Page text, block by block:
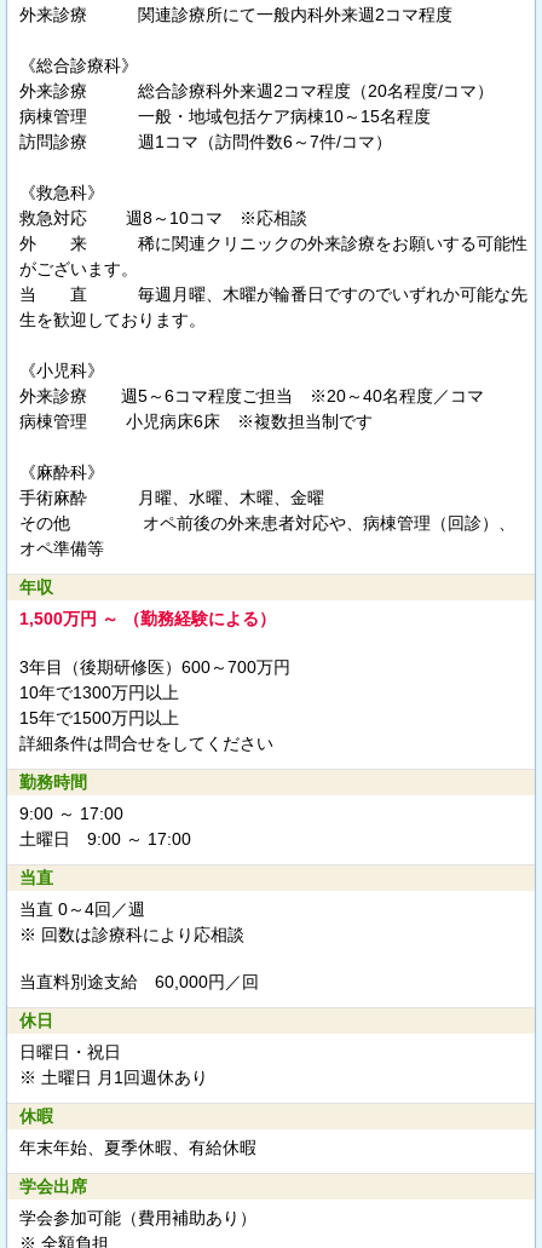
外来診療 関連診療所にて一般内科外来週2コマ程度
《総合診療科》
外来診療 総合診療科外来週2コマ程度（20名程度/コマ）
病棟管理 一般・地域包括ケア病棟10～15名程度
訪問診療 週1コマ（訪問件数6～7件/コマ）
《救急科》
救急対応 週8～10コマ ※応相談
外 来 稀に関連クリニックの外来診療をお願いする可能性
がございます。
当 直 毎週月曜、木曜が輪番日ですのでいずれか可能な先
生を歓迎しております。
《小児科》
外来診療 週5～6コマ程度ご担当 ※20～40名程度／コマ
病棟管理 小児病床6床 ※複数担当制です
《麻酔科》
手術麻酔 月曜、水曜、木曜、金曜
その他 オペ前後の外来患者対応や、病棟管理（回診）、
オペ準備等
年収
1,500万円 ～ （勤務経験による）
3年目（後期研修医）600～700万円
10年で1300万円以上
15年で1500万円以上
詳細条件は問合せをしてください
勤務時間
9:00 ～ 17:00
土曜日 9:00 ～ 17:00
当直
当直 0～4回／週
※ 回数は診療科により応相談
当直料別途支給
60,000円／回
休日
日曜日・祝日
※ 土曜日 月1回週休あり
休暇
年末年始、夏季休暇、有給休暇
学会出席
学会参加可能（費用補助あり）
※ 全額負担